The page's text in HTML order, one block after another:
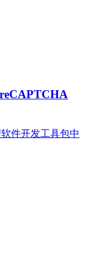
软件开发工具包中